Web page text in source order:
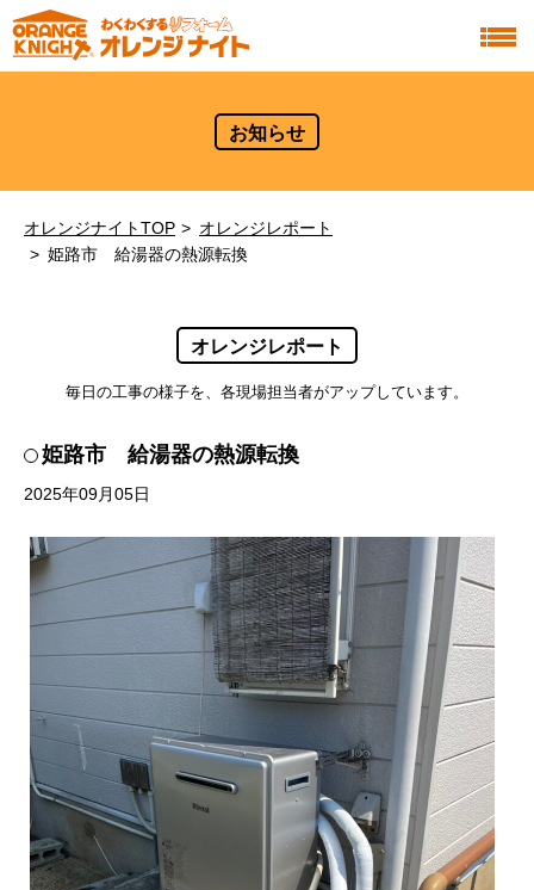
お知らせ
オレンジナイトTOP
オレンジレポート
姫路市 給湯器の熱源転換
オレンジレポート
毎日の工事の様子を、各現場担当者がアップしています。
姫路市 給湯器の熱源転換
2025年09月05日